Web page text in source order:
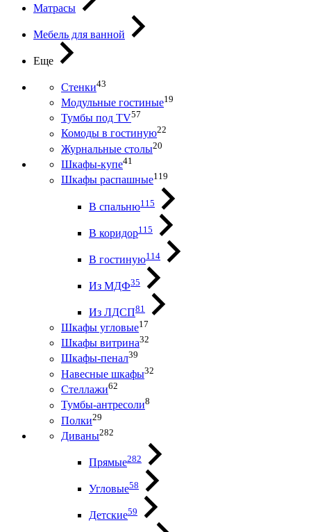
Матрасы
Мебель для ванной
Еще
Стенки43
Модульные гостиные19
Тумбы под ТV57
Комоды в гостиную22
Журнальные столы20
Шкафы-купе41
Шкафы распашные119
В спальню115
В коридор115
В гостиную114
Из МДФ35
Из ЛДСП81
Шкафы угловые17
Шкафы витрина32
Шкафы-пенал39
Навесные шкафы32
Стеллажи62
Тумбы-антресоли8
Полки29
Диваны282
Прямые282
Угловые58
Детские59